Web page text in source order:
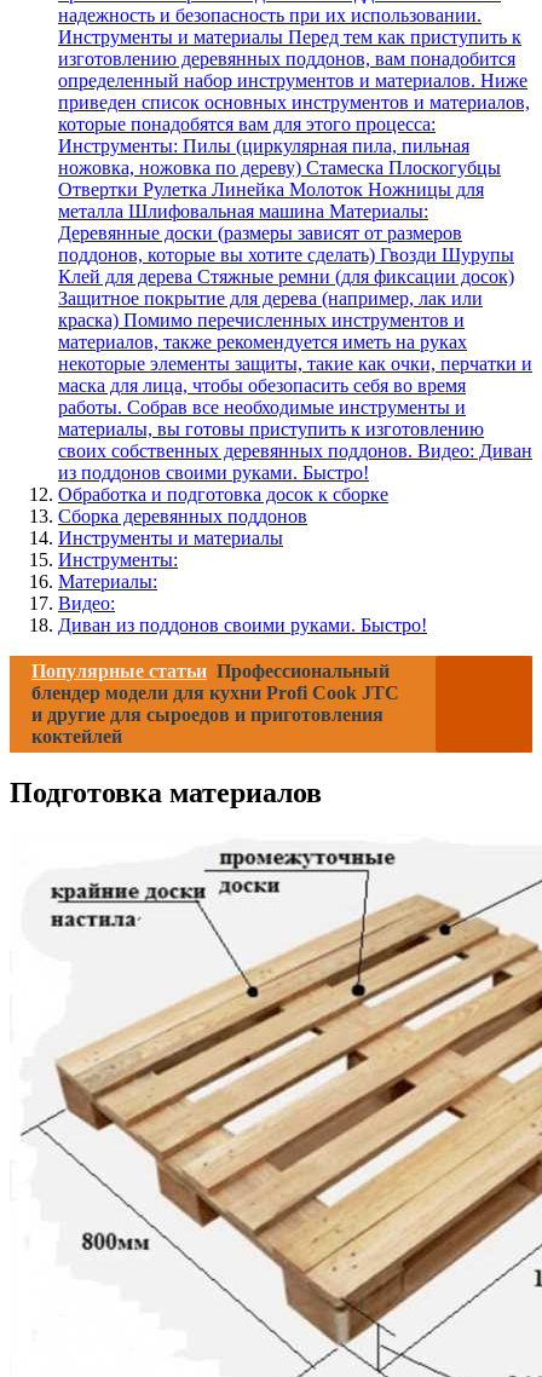
надежность и безопасность при их использовании.
Инструменты и материалы Перед тем как приступить к
изготовлению деревянных поддонов, вам понадобится
определенный набор инструментов и материалов. Ниже
приведен список основных инструментов и материалов,
которые понадобятся вам для этого процесса:
Инструменты: Пилы (циркулярная пила, пильная
ножовка, ножовка по дереву) Стамеска Плоскогубцы
Отвертки Рулетка Линейка Молоток Ножницы для
металла Шлифовальная машина Материалы:
Деревянные доски (размеры зависят от размеров
поддонов, которые вы хотите сделать) Гвозди Шурупы
Клей для дерева Стяжные ремни (для фиксации досок)
Защитное покрытие для дерева (например, лак или
краска) Помимо перечисленных инструментов и
материалов, также рекомендуется иметь на руках
некоторые элементы защиты, такие как очки, перчатки и
маска для лица, чтобы обезопасить себя во время
работы. Собрав все необходимые инструменты и
материалы, вы готовы приступить к изготовлению
своих собственных деревянных поддонов. Видео: Диван
из поддонов своими руками. Быстро!
Обработка и подготовка досок к сборке
Сборка деревянных поддонов
Инструменты и материалы
Инструменты:
Материалы:
Видео:
Диван из поддонов своими руками. Быстро!
Популярные статьи Профессиональный
блендер модели для кухни Profi Cook JTC
и другие для сыроедов и приготовления
коктейлей
Подготовка материалов